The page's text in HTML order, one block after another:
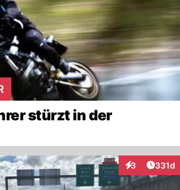
stürzt in der
3
Interaktionen
331d